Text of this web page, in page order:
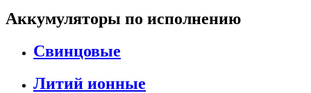
Аккумуляторы по исполнению
Свинцовые
Литий ионные